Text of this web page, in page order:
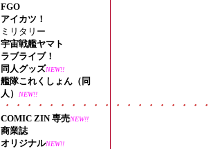
FGO
アイカツ！
ミリタリー
宇宙戦艦ヤマト
ラブライブ！
同人グッズNEW!!
艦隊これくしょん（同
人）
NEW!!
・・・・・・・・・・・・・・・・・・・
COMIC ZIN 専売NEW!!
商業誌
オリジナルNEW!!